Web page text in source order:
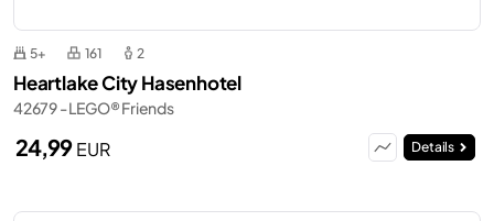
5+ 161 2
Heartlake City Hasenhotel
42679 - LEGO® Friends
24,99EUR Details